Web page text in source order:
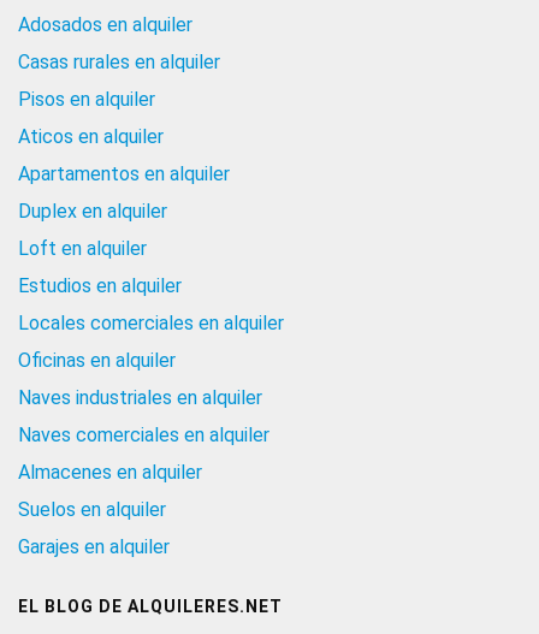
Adosados en alquiler
Casas rurales en alquiler
Pisos en alquiler
Aticos en alquiler
Apartamentos en alquiler
Duplex en alquiler
Loft en alquiler
Estudios en alquiler
Locales comerciales en alquiler
Oficinas en alquiler
Naves industriales en alquiler
Naves comerciales en alquiler
Almacenes en alquiler
Suelos en alquiler
Garajes en alquiler
EL BLOG DE ALQUILERES.NET